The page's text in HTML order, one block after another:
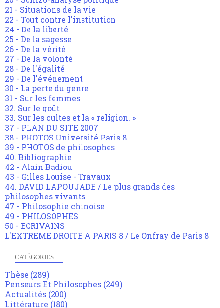
21 - Situations de la vie
22 - Tout contre l'institution
24 - De la liberté
25 - De la sagesse
26 - De la vérité
27 - De la volonté
28 - De l'égalité
29 - De l'événement
30 - La perte du genre
31 - Sur les femmes
32. Sur le goût
33. Sur les cultes et la « religion. »
37 - PLAN DU SITE 2007
38 - PHOTOS Université Paris 8
39 - PHOTOS de philosophes
40. Bibliographie
42 - Alain Badiou
43 - Gilles Louise - Travaux
44. DAVID LAPOUJADE / Le plus grands des
philosophes vivants
47 - Philosophie chinoise
49 - PHILOSOPHES
50 - ECRIVAINS
L'EXTREME DROITE A PARIS 8 / Le Onfray de Paris 8
CATÉGORIES
Thèse (289)
Penseurs Et Philosophes (249)
Actualités (200)
Littérature (180)